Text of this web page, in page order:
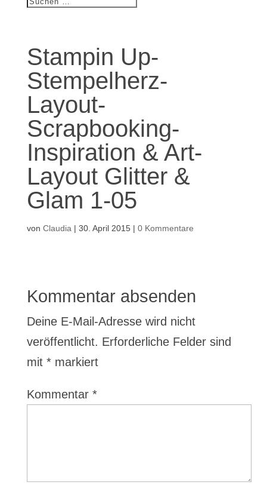
Stampin Up-
Stempelherz-
Layout-
Scrapbooking-
Inspiration & Art-
Layout Glitter &
Glam 1-05
von Claudia | 30. April 2015| 0 Kommentare
Kommentar absenden
Deine E-Mail-Adresse wird nicht
veröffentlicht. Erforderliche Felder sind
mit *markiert
Kommentar *